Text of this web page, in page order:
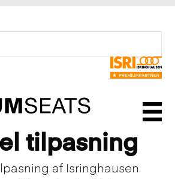
tilpasning
af Isringhausen